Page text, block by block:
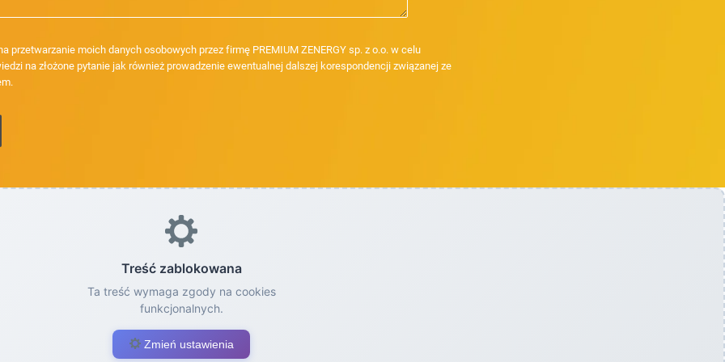
przetwarzanie moich danych osobowych przez firmę PREMIUM ZENERGY sp. z o.o. w celu
na złożone pytanie jak również prowadzenie ewentualnej dalszej korespondencji związanej ze
Treść zablokowana
Ta treść wymaga zgody na cookies
funkcjonalnych.
Zmień ustawienia